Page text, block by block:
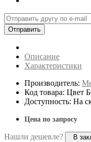
Отправить
Описание
Характеристики
Производитель:
Код товара: Цвет
Доступность: На
Цена по запросу
Нашли дешевле? В